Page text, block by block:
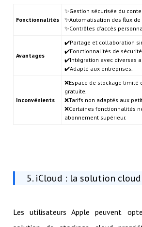
Fonctionnalités
✨Gestion sécurisée du
✨Automatisation des flux
✨Contrôles d'accès
Avantages
✔️Partage et collaboration
✔️Fonctionnalités de
✔️Intégration avec diverses
✔️Adapté aux entreprises.
Inconvénients
❌Espace de stockage limité
gratuite.
❌Tarifs non adaptés aux
❌Certaines fonctionnalités
abonnement supérieur.
5. iCloud : la solution
Les utilisateurs Apple peuvent